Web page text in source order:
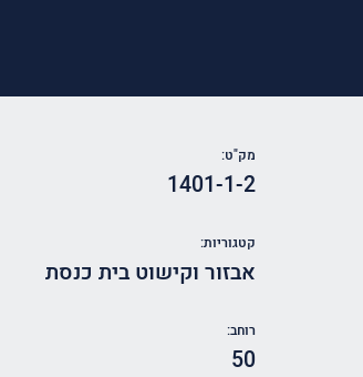
מק"ט:
1401-1-2
קטגוריות:
אבזור וקישוט בית כנסת
רוחב:
50